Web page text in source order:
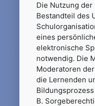
Die Nutzung
Bestandteil des
eines
elektronische
notwendig. Die
Moderatoren
die Lernenden
B.